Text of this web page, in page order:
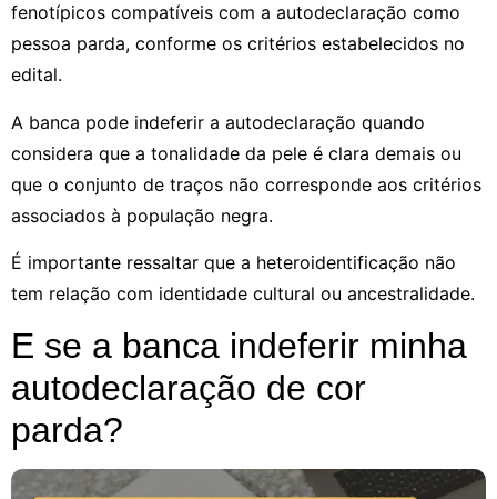
fenotípicos compatíveis com a autodeclaração como
pessoa parda, conforme os critérios estabelecidos no
edital.
A banca pode indeferir a autodeclaração quando
considera que a tonalidade da pele é clara demais ou
que o conjunto de traços não corresponde aos critérios
associados à população negra.
É importante ressaltar que a heteroidentificação não
tem relação com identidade cultural ou ancestralidade.
E se a banca indeferir minha
autodeclaração de cor
parda?